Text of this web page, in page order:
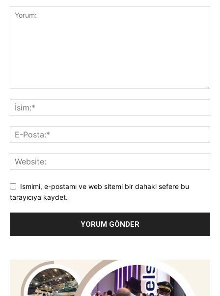
Ismimi, e-postamı ve web sitemi bir dahaki sefere bu
tarayıcıya kaydet.